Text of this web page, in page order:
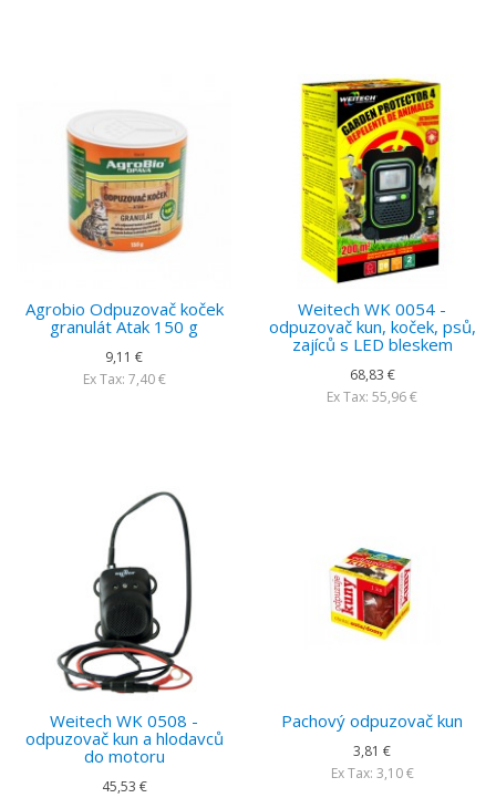
Agrobio Odpuzovač koček
granulát Atak 150 g
9,11 €
Ex Tax: 7,40 €
Weitech WK 0054 -
odpuzovač kun, koček, psů,
zajíců s LED bleskem
68,83 €
Ex Tax: 55,96 €
Weitech WK 0508 -
odpuzovač kun a hlodavců
do motoru
45,53 €
Pachový odpuzovač kun
3,81 €
Ex Tax: 3,10 €